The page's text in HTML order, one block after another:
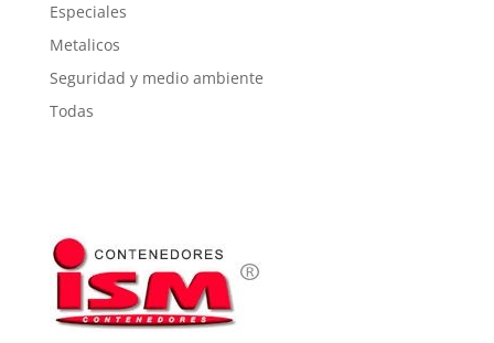
Especiales
Metalicos
Seguridad y medio ambiente
Todas